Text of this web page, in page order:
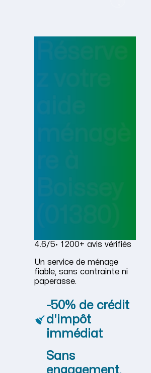
4.6/5· 1 200+ avis vérifiés
Un service de ménage
fiable, sans contrainte ni
paperasse.
-50% de crédit
d'impôt
immédiat
Sans
engagement,